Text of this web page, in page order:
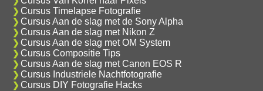
Cursus Timelapse Fotografie
Cursus Aan de slag met de Sony Alpha
Cursus Aan de slag met Nikon Z
Cursus Aan de slag met OM System
Cursus Compositie Tips
Cursus Aan de slag met Canon EOS R
Cursus Industriele Nachtfotografie
Cursus DIY Fotografie Hacks